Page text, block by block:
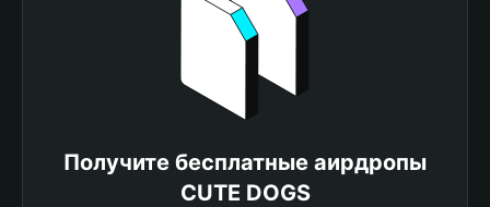
Получите бесплатные аирдропы
CUTE DOGS